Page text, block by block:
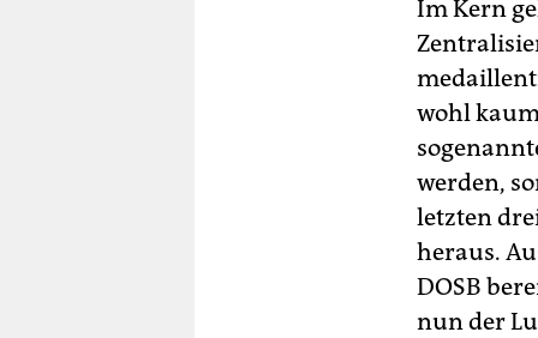
Im Kern
wohl
werden,
letzten
heraus.
DOSB
nun der